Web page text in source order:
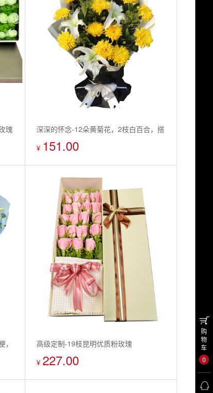
瑰
深深的怀念-12朵黄菊花，2枝白百合，搭
配黄莺
¥ 151.00
高级定制-19枝昆明优质粉玫瑰
¥ 227.00
购
物
车
0